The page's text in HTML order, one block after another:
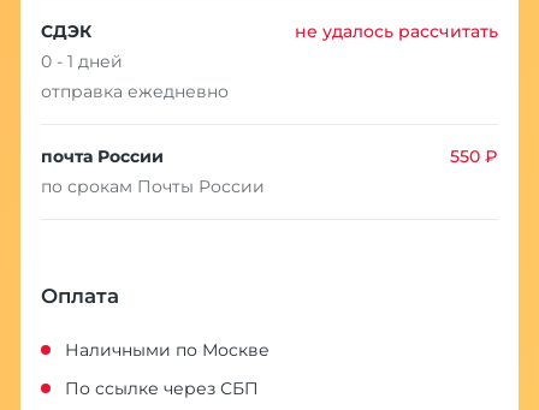
СДЭК
не удалось рассчитать
0 - 1 дней
отправка ежедневно
почта России
550 ₽
по срокам Почты России
Оплата
Наличными по Москве
По ссылке через СБП